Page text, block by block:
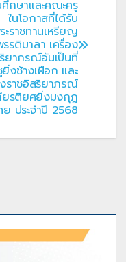
กษาและคณะครู
ในโอกาสที่ได้รับ
ะราชทานเหรียญ
รดิมาลา เครื่อง
ยาภรณ์อันเป็นที่
ยิ่งช้างเผือก และ
ราชอิสริยาภรณ์
ยรติยศยิ่งมงกุฎ
ย ประจำปี 2568